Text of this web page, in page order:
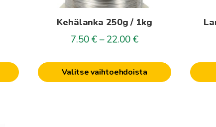
Kehälanka 250g / 1kg
7.50€ – 22.00 €Hintaluokka:
-
22.00€
Valitse vaihtoehdoista
tuotteen
sivulla.